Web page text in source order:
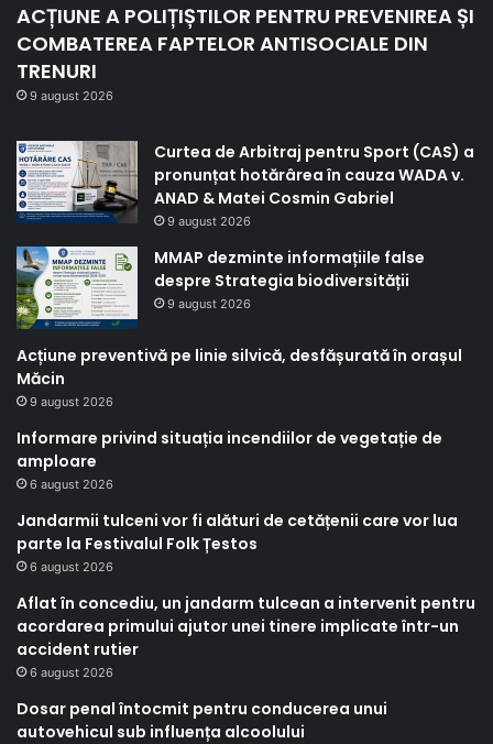
ACȚIUNE A POLIȚIȘTILOR PENTRU PREVENIREA ȘI
COMBATEREA FAPTELOR ANTISOCIALE DIN
TRENURI
9 august 2026
Curtea de Arbitraj pentru Sport (CAS) a
pronunțat hotărârea în cauza WADA v.
ANAD & Matei Cosmin Gabriel
9 august 2026
MMAP dezminte informațiile false
despre Strategia biodiversității
9 august 2026
Acțiune preventivă pe linie silvică, desfășurată în orașul
Măcin
9 august 2026
Informare privind situația incendiilor de vegetație de
amploare
6 august 2026
Jandarmii tulceni vor fi alături de cetățenii care vor lua
parte la Festivalul Folk Țestos
6 august 2026
Aflat în concediu, un jandarm tulcean a intervenit pentru
acordarea primului ajutor unei tinere implicate într-un
accident rutier
6 august 2026
Dosar penal întocmit pentru conducerea unui
autovehicul sub influența alcoolului